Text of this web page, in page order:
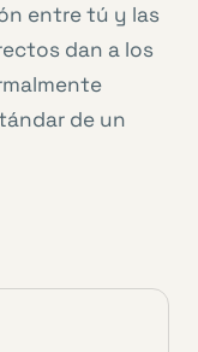
entre tú y las
dan a los
de un